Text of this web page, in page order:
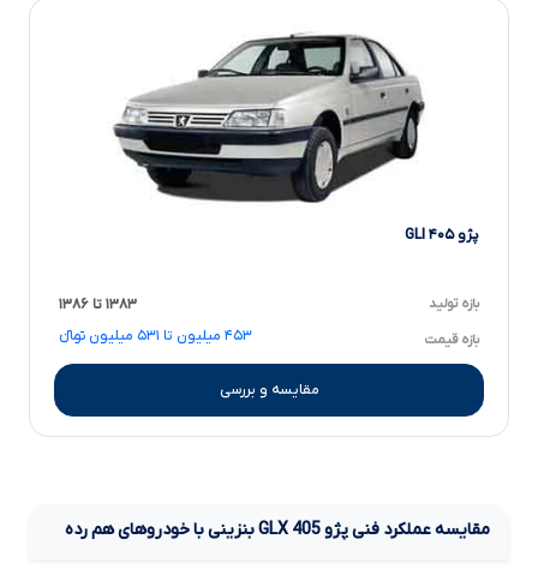
پژو ۴۰۵ GLI
بازه تولید ۱۳۸۳ تا ۱۳۸۶
بازه قیمت ۴۵۳ میلیون تا ۵۳۱ میلیون تومانءءء
مقایسه و بررسی
مقایسه عملکرد فنیپژو405
GLXبنزینیبا خودروهای هم رده